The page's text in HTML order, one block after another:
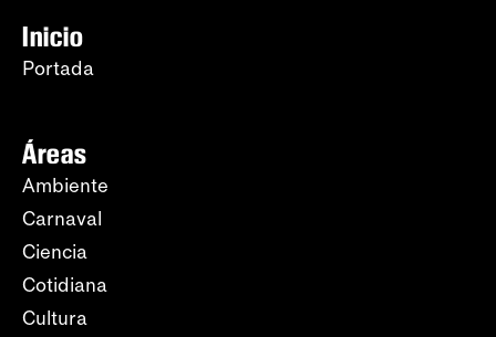
Inicio
Portada
Áreas
Ambiente
Carnaval
Ciencia
Cotidiana
Cultura